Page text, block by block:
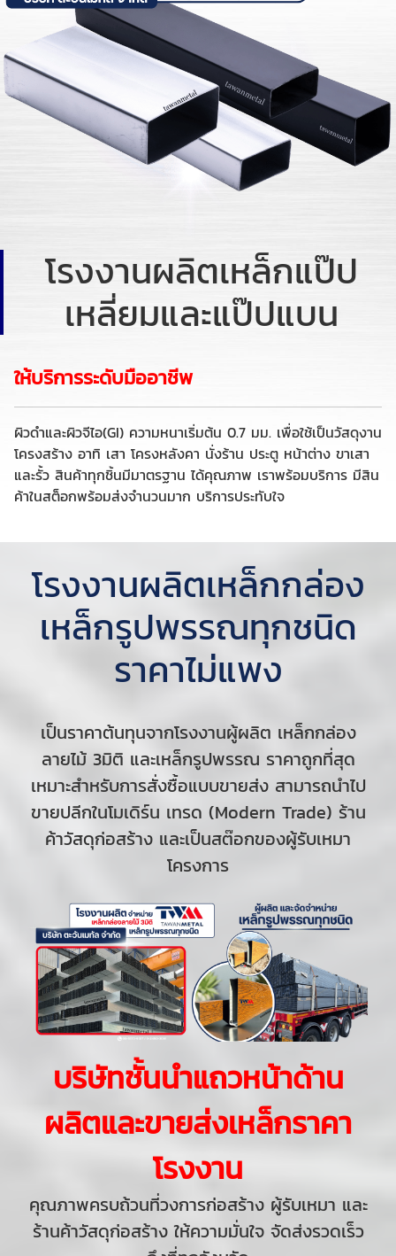
โรงงานผลิตเหล็กแป๊ป
เหลี่ยมและแป๊ปแบน
ให้บริการระดับมืออาชีพ
ผิวดำและผิวจีไอ(GI) ความหนาเริ่มต้น 0.7 มม. เพื่อใช้เป็นวัสดุงาน
โครงสร้าง อาทิ เสา โครงหลังคา นั่งร้าน ประตู หน้าต่าง ขาเสา
และรั้ว สินค้าทุกชิ้นมีมาตรฐาน ได้คุณภาพ เราพร้อมบริการ มีสิน
ค้าในสต็อกพร้อมส่งจำนวนมาก บริการประทับใจ
โรงงานผลิตเหล็กกล่อง
เหล็กรูปพรรณทุกชนิด
ราคาไม่แพง
เป็นราคาต้นทุนจากโรงงานผู้ผลิต เหล็กกล่อง
ลายไม้ 3มิติ และเหล็กรูปพรรณ ราคาถูกที่สุด
เหมาะสำหรับการสั่งซื้อแบบขายส่ง สามารถนำไป
ขายปลีกในโมเดิร์น เทรด (Modern Trade) ร้าน
ค้าวัสดุก่อสร้าง และเป็นสต๊อกของผู้รับเหมา
โครงการ
บริษัทชั้นนำแถวหน้าด้าน
ผลิตและขายส่งเหล็กราคา
โรงงาน
คุณภาพครบถ้วนที่วงการก่อสร้าง ผู้รับเหมา และ
ร้านค้าวัสดุก่อสร้าง ให้ความมั่นใจ จัดส่งรวดเร็ว